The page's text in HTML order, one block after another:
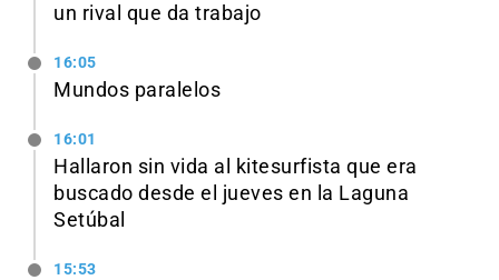
un rival que da trabajo
16:05
Mundos paralelos
16:01
Hallaron sin vida al kitesurfista que era
buscado desde el jueves en la Laguna
Setúbal
15:53